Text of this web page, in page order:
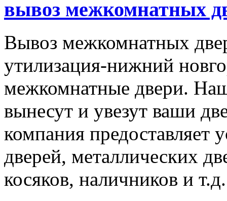
вывоз межкомнатных
Вывоз межкомнатных
утилизация-нижний
межкомнатные двери.
вынесут и увезут ваши
компания предоставляет
дверей, металлических
косяков, наличников и т.д.